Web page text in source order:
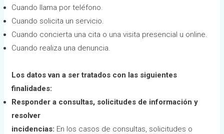
Cuando llama por teléfono.
Cuando solicita un servicio.
Cuando concierta una cita o una visita presencial u online.
Cuando realiza una denuncia.
Los datos van a ser tratados con las siguientes
finalidades:
Responder a consultas, solicitudes de información y
resolver
incidencias: En los casos de consultas, solicitudes o